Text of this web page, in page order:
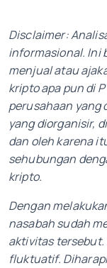
Disclaimer:
informasional. Ini
menjual atau
kripto apa pun di
perusahaan yang
yang diorganisir,
dan oleh karena
sehubungan
kripto.
Dengan
nasabah sudah
aktivitas tersebut.
fluktuatif.